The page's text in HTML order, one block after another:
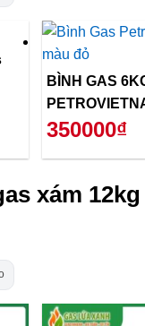
BÌNH GAS
350000₫
xám